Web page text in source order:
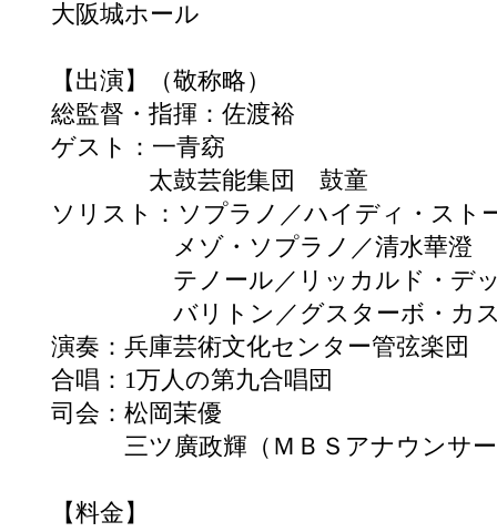
大阪城ホール
【出演】（敬称略）
総監督・指揮：佐渡裕
ゲスト：一青窈
太鼓芸能集団 鼓童
ソリスト：ソプラノ／ハイディ・ス
メゾ・ソプラノ／清水華澄
テノール／リッカルド・デッ
バリトン／グスターボ・カス
演奏：兵庫芸術文化センター管弦楽団
合唱：1万人の第九合唱団
司会：松岡茉優
三ツ廣政輝（ＭＢＳアナウンサ
【料金】